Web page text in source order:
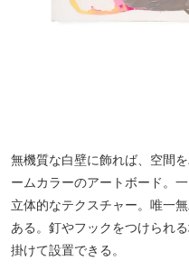
無機質な白壁に飾れば、空間
ームカラーのアートボード。
立体的なテクスチャー。唯一
ある。釘やフックをつけられ
掛けて設置できる。